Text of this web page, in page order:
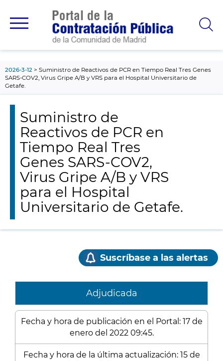
principal
2026-3-12
Suministro de Reactivos de PCR en Tiempo Real Tres Genes
SARS-COV2, Virus Gripe A/B y VRS para el Hospital Universitario de
Getafe.
Suministro de
Reactivos de PCR en
Tiempo Real Tres
Genes SARS-COV2,
Virus Gripe A/B y VRS
para el Hospital
Universitario de Getafe.
Suscríbase a las alertas
Adjudicada
Fecha y hora de publicación en el Portal: 17 de
enero del 2022 09:45.
Fecha y hora de la última actualización: 15 de